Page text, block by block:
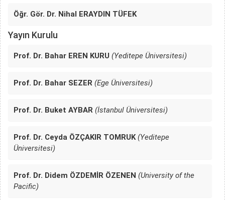
Öğr. Gör. Dr. Nihal ERAYDIN TÜFEK
Yayın Kurulu
Prof. Dr. Bahar EREN KURU (Yeditepe Üniversitesi)
Prof. Dr. Bahar SEZER (Ege Üniversitesi)
Prof. Dr. Buket AYBAR (İstanbul Üniversitesi)
Prof. Dr. Ceyda ÖZÇAKIR TOMRUK (Yeditepe
Üniversitesi)
Prof. Dr. Didem ÖZDEMİR ÖZENEN (University of the
Pacific)